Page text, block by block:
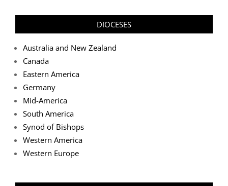
DIOCESES
Australia and New Zealand
Canada
Eastern America
Germany
Mid-America
South America
Synod of Bishops
Western America
Western Europe